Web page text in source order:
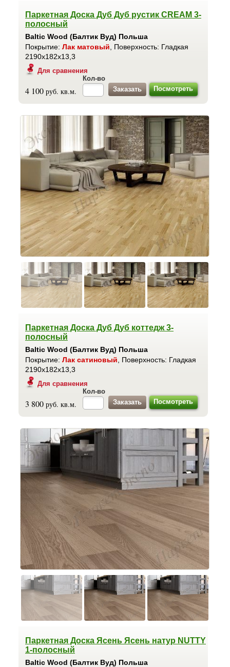
Паркетная Доска Дуб Дуб рустик CREAM 3-
полосный
Baltic Wood (Балтик Вуд) Польша
Покрытие: Лак матовый , Поверхность: Гладкая
2190x182x13,3
Для сравнения
4 100 руб. кв.м.
Кол-во
Посмотреть
Паркетная Доска Дуб Дуб коттедж 3-
полосный
Baltic Wood (Балтик Вуд) Польша
Покрытие: Лак сатиновый , Поверхность: Гладкая
2190x182x13,3
Для сравнения
3 800 руб. кв.м.
Кол-во
Посмотреть
Паркетная Доска Ясень Ясень натур NUTTY
1-полосный
Baltic Wood (Балтик Вуд) Польша